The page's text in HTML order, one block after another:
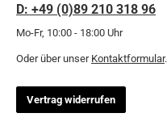
D: +49 (0)89 210 318 96
Mo-Fr, 10:00 - 18:00 Uhr
Oder über unser Kontaktformular.
Vertrag widerrufen